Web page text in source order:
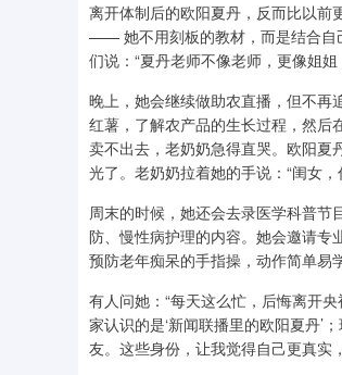
离开体制后的欧阳夏丹，反而比以前
—— 她不用刻板的教材，而是结合自
们说：“夏丹老师不像老师，更像姐
晚上，她会继续做助农直播，但不再
红薯，了解农产品的生长过程，然后
卖不出去，老奶奶急得直哭。欧阳夏
光了。老奶奶拉着她的手说：“闺女
周末的时候，她还会去录医学科普节
防、慢性病护理的内容。她会邀请专
预防老年痴呆的手指操，动作简单易
有人问她：“每天这么忙，后悔离开
家认识的是‘新闻联播里的欧阳夏丹’
友。这些身份，让我觉得自己更真实